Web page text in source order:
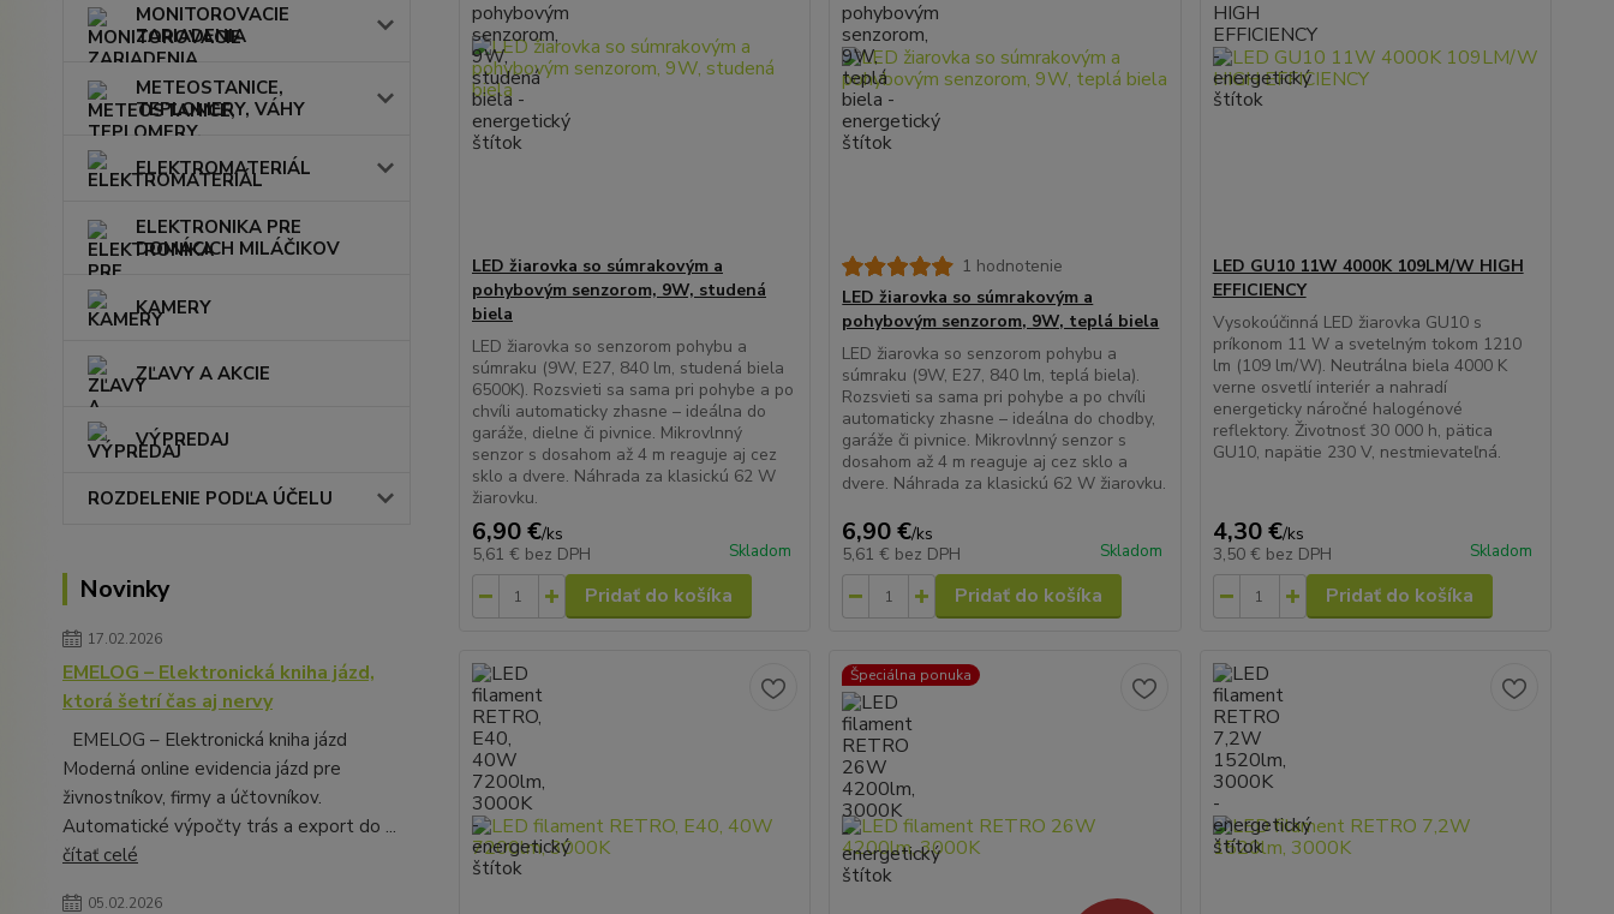
MONITOROVACIE
ZARIADENIA
METEOSTANICE,
TEPLOMERY, VÁHY
ELEKTROMATERIÁL
ELEKTRONIKA PRE
DOMÁCICH MILÁČIKOV
KAMERY
ZĽAVY A AKCIE
VÝPREDAJ
ROZDELENIE PODĽA ÚČELU
Novinky
17.02.2026
EMELOG – Elektronická kniha jázd,
ktorá šetrí čas aj nervy
EMELOG – Elektronická kniha jázd
Moderná online evidencia jázd pre
živnostníkov, firmy a účtovníkov.
Automatické výpočty trás a export do ...
čítať celé
05.02.2026
LED žiarovka so súmrakovým a
pohybovým senzorom, 9W, studená
biela
LED žiarovka so senzorom pohybu a
súmraku (9W, E27, 840 lm, studená biela
6500K). Rozsvieti sa sama pri pohybe a po
chvíli automaticky zhasne – ideálna do
garáže, dielne či pivnice. Mikrovlnný
senzor s dosahom až 4 m reaguje aj cez
sklo a dvere. Náhrada za klasickú 62 W
žiarovku.
6,90 €/ks
5,61 € bez DPH Skladom
Pridať do košíka
1 hodnotenie
LED žiarovka so súmrakovým a
pohybovým senzorom, 9W, teplá biela
LED žiarovka so senzorom pohybu a
súmraku (9W, E27, 840 lm, teplá biela).
Rozsvieti sa sama pri pohybe a po chvíli
automaticky zhasne – ideálna do chodby,
garáže či pivnice. Mikrovlnný senzor s
dosahom až 4 m reaguje aj cez sklo a
dvere. Náhrada za klasickú 62 W žiarovku.
6,90 €/ks
5,61 € bez DPH Skladom
Pridať do košíka
LED GU10 11W 4000K 109LM/W HIGH
EFFICIENCY
Vysokoúčinná LED žiarovka GU10 s
príkonom 11 W a svetelným tokom 1210
lm (109 lm/W). Neutrálna biela 4000 K
verne osvetlí interiér a nahradí
energeticky náročné halogénové
reflektory. Životnosť 30 000 h, pätica
GU10, napätie 230 V, nestmievateľná.
4,30 €/ks
3,50 € bez DPH Skladom
Pridať do košíka
Špeciálna ponuka